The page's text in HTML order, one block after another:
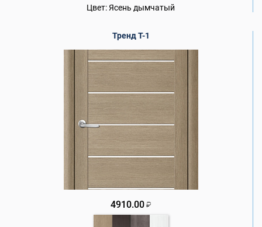
Цвет: Ясень дымчатый
Тренд Т-1
4910.00 ₽